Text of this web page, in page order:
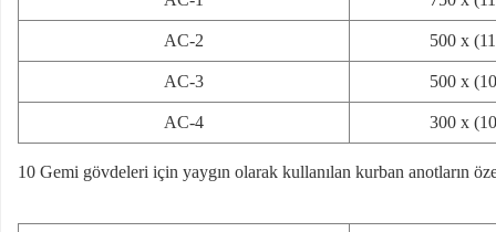
AC-2 500 x
AC-3 500 x
AC-4 300 x
10 Gemi gövdeleri için yaygın olarak kullanılan kurban anotların